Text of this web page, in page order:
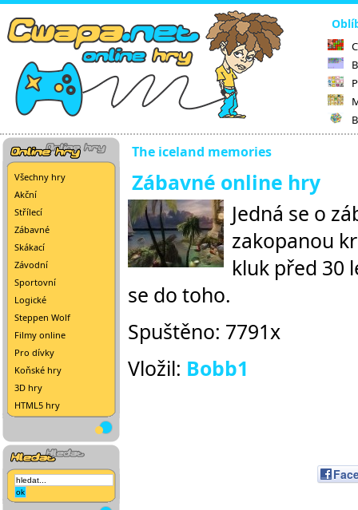
Všechny hry
Akční
Střílecí
Zábavné
Skákací
Závodní
Sportovní
Logické
Steppen Wolf
Filmy online
Pro dívky
Koňské hry
3D hry
HTML5 hry
The iceland memories
Zábavné online hry
Jedná se o
zakopanou
kluk před 30
se do toho.
Spuštěno: 7791x
Vložil: Bobb1